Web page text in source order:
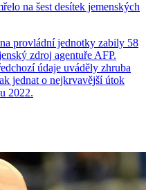
na šest desítek jemenských
provládní jednotky zabily 58
zdroj agentuře AFP.
údaje uváděly zhruba
jednat o nejkrvavější útok
2022.